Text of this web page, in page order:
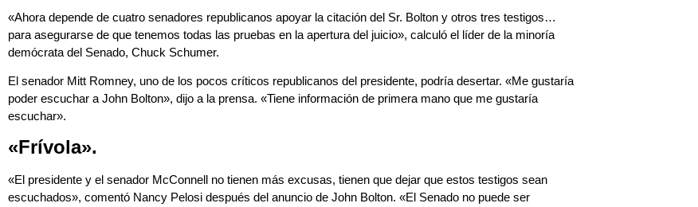
«Ahora depende de cuatro senadores republicanos apoyar la citación del Sr. Bolton y otros tres testigos…
para asegurarse de que tenemos todas las pruebas en la apertura del juicio», calculó el líder de la minoría
demócrata del Senado, Chuck Schumer.
El senador Mitt Romney, uno de los pocos críticos republicanos del presidente, podría desertar. «Me gustaría
poder escuchar a John Bolton», dijo a la prensa. «Tiene información de primera mano que me gustaría
escuchar».
«Frívola».
«El presidente y el senador McConnell no tienen más excusas, tienen que dejar que estos testigos sean
escuchados», comentó Nancy Pelosi después del anuncio de John Bolton. «El Senado no puede ser